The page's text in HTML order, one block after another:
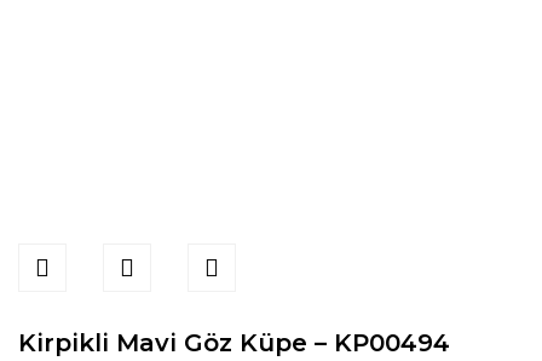
Kirpikli Mavi Göz Küpe – KP00494